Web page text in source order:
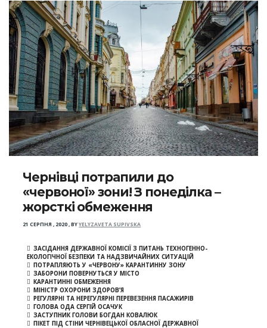
Чернівці потрапили до
«червоної» зони! З понеділка –
жорсткі обмеження
21 СЕРПНЯ , 2020,BYYELYZAVETA SUPIVSKA
ЗАСІДАННЯ ДЕРЖАВНОЇ КОМІСІЇ З ПИТАНЬ ТЕХНОГЕННО-
ЕКОЛОГІЧНОЇ БЕЗПЕКИ ТА НАДЗВИЧАЙНИХ СИТУАЦІЙ
ПОТРАПЛЯЮТЬ У «ЧЕРВОНУ» КАРАНТИННУ ЗОНУ
ЗАБОРОНИ ПОВЕРНУТЬСЯ У МІСТО
КАРАНТИННІ ОБМЕЖЕННЯ
МІНІСТР ОХОРОНИ ЗДОРОВ’Я
РЕГУЛЯРНІ ТА НЕРЕГУЛЯРНІ ПЕРЕВЕЗЕННЯ ПАСАЖИРІВ
ГОЛОВА ОДА СЕРГІЙ ОСАЧУК
ЗАСТУПНИК ГОЛОВИ БОГДАН КОВАЛЮК
ПІКЕТ ПІД СТІНИ ЧЕРНІВЕЦЬКОЇ ОБЛАСНОЇ ДЕРЖАВНОЇ